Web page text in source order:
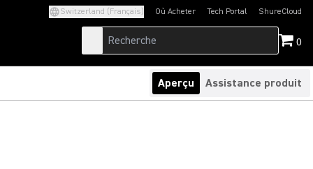
Switzerland (Français) Où Acheter Tech Portal
(Opens in a new tab)ShureCloud
(Opens in a new
0
Aperçu Assistance produit